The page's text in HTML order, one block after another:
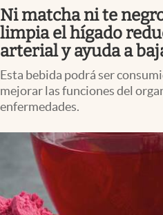
Columnistas
Otras secciones
Apertura
Infotechnology
Mundial 2026
Eventos Corporativos
Ni matcha ni te
limpia el hígado
arterial y ayuda a
Esta bebida podrá ser
mejorar las funciones del
enfermedades.